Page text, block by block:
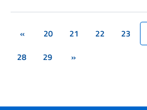
« 20 21 22 23
28
29 »